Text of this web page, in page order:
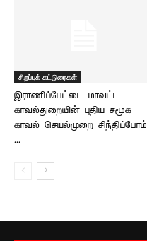
சிறப்புக் கட்டுரைகள்
இராணிப்பேட்டை மாவட்ட
காவல்துறையின் புதிய சமூக
காவல் செயல்முறை சிந்திப்போம்
...